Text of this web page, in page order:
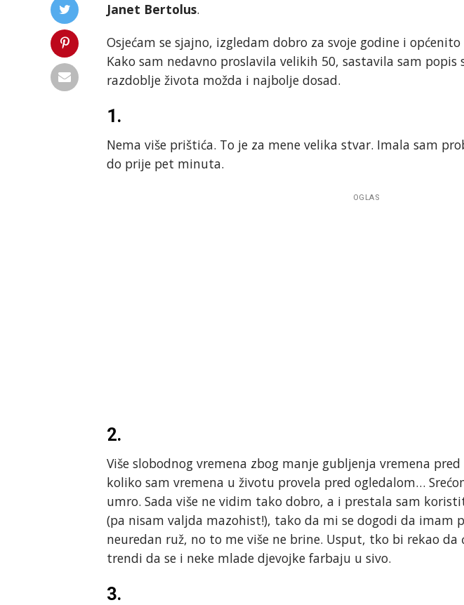
Janet Bertolus.
Osjećam se sjajno, izgledam dobro za svoje godine i
Kako sam nedavno proslavila velikih 50, sastavila sam
razdoblje života možda i najbolje dosad.
1.
Nema više prištića. To je za mene velika stvar. Imala sam
do prije pet minuta.
OGLAS
2.
Više slobodnog vremena zbog manje gubljenja vremena
koliko sam vremena u životu provela pred ogledalom…
umro. Sada više ne vidim tako dobro, a i prestala sam
(pa nisam valjda mazohist!), tako da mi se dogodi da imam
neuredan ruž, no to me više ne brine. Usput, tko bi rekao
trendi da se i neke mlade djevojke farbaju u sivo.
3.